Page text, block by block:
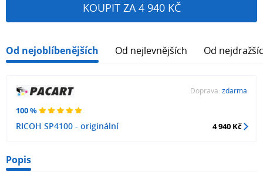
KOUPIT ZA 4 940 KČ
Od nejoblíbenějších Od nejlevnějších Od
100 %
RICOH SP4100 - originální
Doprava: zdarma
4 940 Kč
Popis